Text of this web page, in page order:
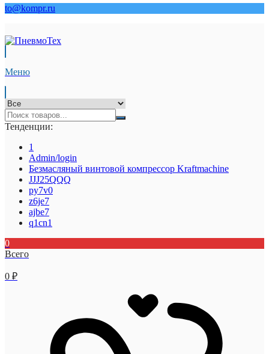
to@kompr.ru
Меню
Тенденции:
1
Admin/login
Безмасляный винтовой компрессор Kraftmaсhine
JJJ25QQQ
py7v0
z6je7
ajbe7
q1cn1
0
Всего
0 ₽